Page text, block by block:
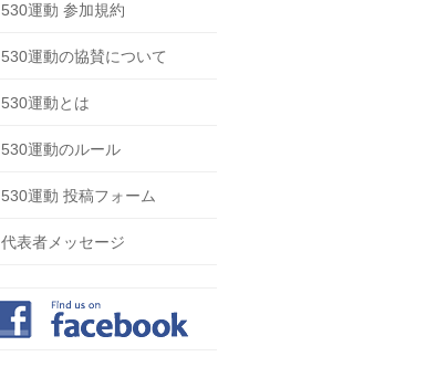
530運動 参加規約
530運動の協賛について
530運動とは
530運動のルール
530運動 投稿フォーム
代表者メッセージ